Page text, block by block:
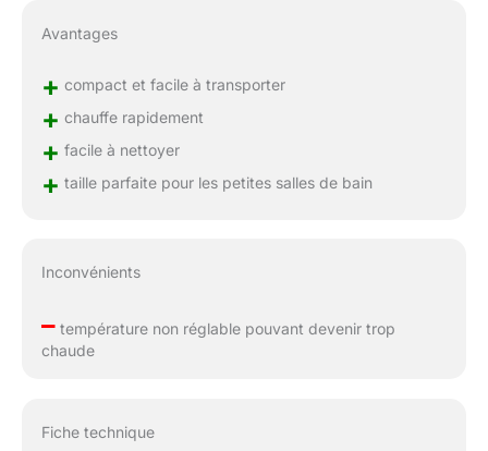
Avantages
+ compact et facile à transporter
+ chauffe rapidement
+ facile à nettoyer
+ taille parfaite pour les petites salles de bain
Inconvénients
–température non réglable pouvant devenir trop
chaude
Fiche technique